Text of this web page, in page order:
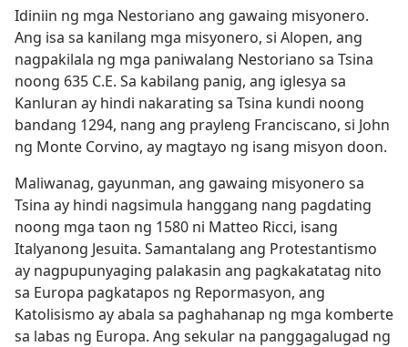
Idiniin ng mga Nestoriano ang gawaing misyonero.
Ang isa sa kanilang mga misyonero, si Alopen, ang
nagpakilala ng mga paniwalang Nestoriano sa Tsina
noong 635 C.E. Sa kabilang panig, ang iglesya sa
Kanluran ay hindi nakarating sa Tsina kundi noong
bandang 1294, nang ang prayleng Franciscano, si John
ng Monte Corvino, ay magtayo ng isang misyon doon.
Maliwanag, gayunman, ang gawaing misyonero sa
Tsina ay hindi nagsimula hanggang nang pagdating
noong mga taon ng 1580 ni Matteo Ricci, isang
Italyanong Jesuita. Samantalang ang Protestantismo
ay nagpupunyaging palakasin ang pagkakatatag nito
sa Europa pagkatapos ng Repormasyon, ang
Katolisismo ay abala sa paghahanap ng mga komberte
sa labas ng Europa. Ang sekular na panggagalugad ng